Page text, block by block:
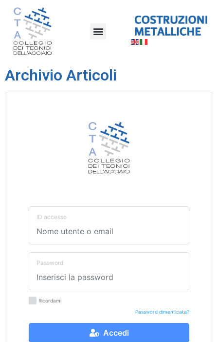
Archivio Articoli
ID accesso
Password
Ricordami
Password dimenticata?
Accedi